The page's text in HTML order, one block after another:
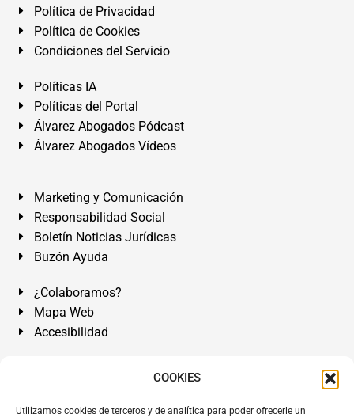
COOKIES
Utilizamos cookies de terceros y de analítica para poder ofrecerle un
Política de Privacidad
Política de Cookies
Condiciones del Servicio
Políticas IA
Políticas del Portal
Álvarez Abogados Pódcast
Álvarez Abogados Vídeos
Marketing y Comunicación
Responsabilidad Social
Boletín Noticias Jurídicas
Buzón Ayuda
¿Colaboramos?
Mapa Web
Accesibilidad
Álvarez Abogados Tenerife:Calle Teobaldo Power Nº 7,
de Tenerife. Islas Canarias.